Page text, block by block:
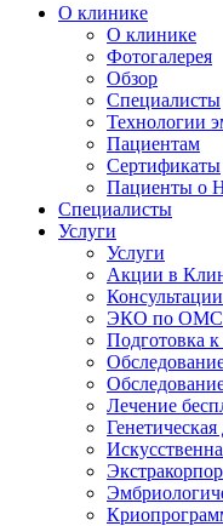
О клинике
О клинике
Фотогалерея
Обзор
Специалисты
Технологии
Пациентам
Сертификаты
Пациенты о
Специалисты
Услуги
Услуги
Акции в
ЭКО по ОМС
Подготовка
Лечение